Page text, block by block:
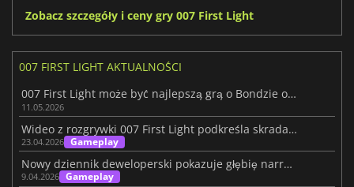
Zobacz szczegóły i ceny gry 007 First Light
007 FIRST LIGHT AKTUALNOŚCI
007 First Light może być najlepszą grą o Bondzie od czasów GoldenEye
11.05.2026
Wideo z rozgrywki 007 First Light podkreśla skradanie się
23.04.2026 Gameplay
Nowy dziennik deweloperski pokazuje głębię narracji w 007 First Light
9.04.2026 Gameplay